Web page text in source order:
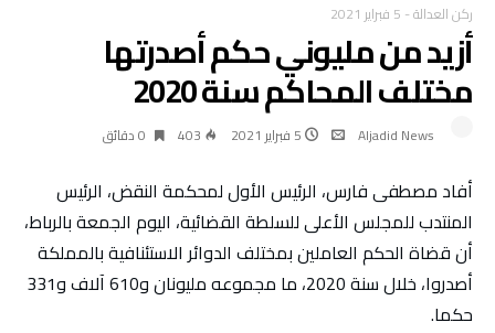
ركن العدالة- 5 فبراير 2021
أزيد من مليوني حكم أصدرتها
مختلف المحاكم سنة 2020
Aljadid News 5 فبراير 2021 403 0 ‫دقائق‬
أفاد مصطفى فارس، الرئيس الأول لمحكمة النقض، الرئيس
المنتدب للمجلس الأعلى للسلطة القضائية، اليوم الجمعة بالرباط،
أن قضاة الحكم العاملين بمختلف الدوائر الاستئنافية بالمملكة
أصدروا، خلال سنة 2020، ما مجموعه مليونان و610 آلاف و331
حكما.